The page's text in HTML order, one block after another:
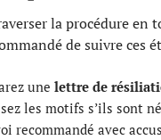
la procédure en
de suivre ces
une lettre de
les motifs s’ils sont
recommandé avec